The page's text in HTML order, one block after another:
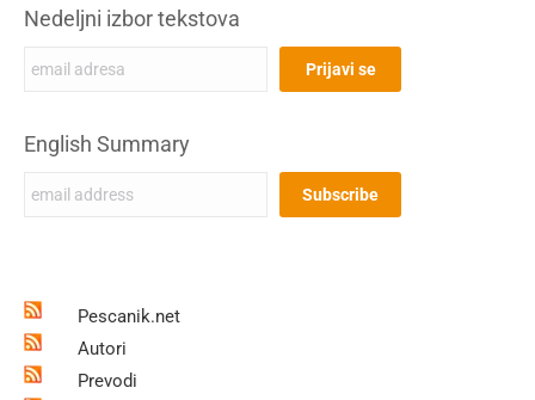
Nedeljni izbor tekstova
English Summary
Pescanik.net
Autori
Prevodi